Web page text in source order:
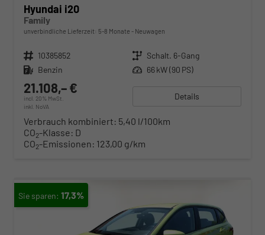
Hyundai i20
Family
unverbindliche Lieferzeit: 5-8 Monate Neuwagen
Fahrzeugnr. 10385852 Getriebe Schalt. 6-Gang
Kraftstoff Benzin Leistung 66 kW (90 PS)
21.108,– €
incl. 20% MwSt.
inkl. NoVA
Details
Verbrauch kombiniert: 5,40 l/100km
CO2-Klasse: D
CO2-Emissionen: 123,00 g/km
17,3%